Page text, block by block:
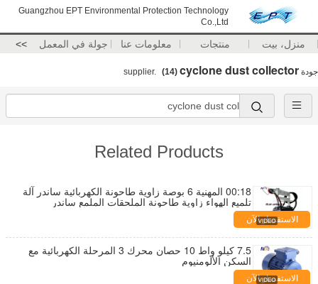
Guangzhou EPT Environmental Protection Technology
Co.,Ltd
منزل، بيت منتجات معلومات عنا جولة في المعمل >>
جودة cyclone dust collector
(14)
Related Products
00:18 المهنية 6 بوصة زاوية طاحونة الكهربائية ساندر آلة
تلميع الهواء زاوية طاحونة الملحقات الملمع ساندر
الاستفسار الآن
7.5 كيلو واط 10 حصان محرك 3 المرحلة الكهربائية مع
السكن الألومنيوم
الاستفسار الآن